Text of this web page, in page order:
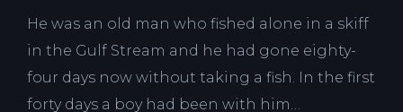
He was an old man who fished alone in a skiff
in the Gulf Stream and he had gone eighty-
four days now without taking a fish. In the first
forty days a boy had been with him…